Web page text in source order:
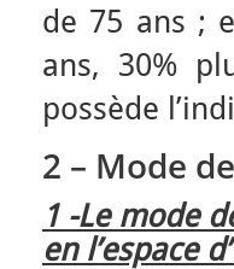
de 75 ans ;
ans, 30%
possède
2 – Mode
1 -Le mode
en l’espace